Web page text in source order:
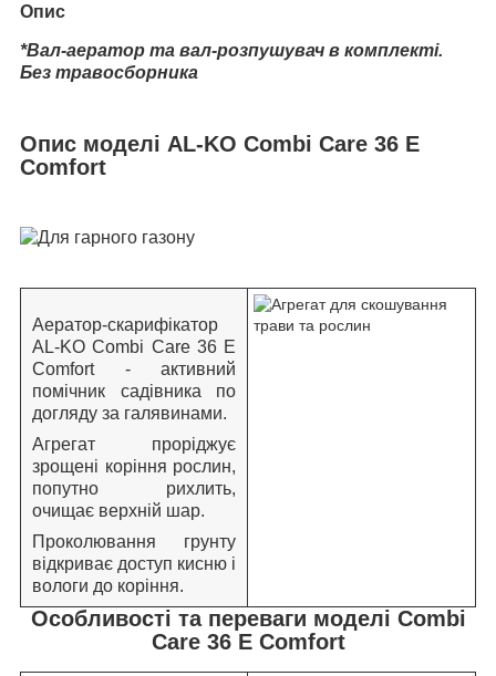
Опис
*Вал-аератор та вал-розпушувач в комплекті.
Без травосборника
Опис моделі AL-KO Combi Care 36 E
Comfort
Аератор-скарифікатор
AL-KO Combi Care 36 E
Comfort - активний
помічник садівника по
догляду за галявинами.
Агрегат проріджує
зрощені коріння рослин,
попутно рихлить,
очищає верхній шар.
Проколювання грунту
відкриває доступ кисню і
вологи до коріння.
Особливості та переваги моделі Combi
Care 36 E Comfort